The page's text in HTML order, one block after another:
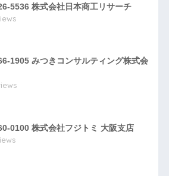
5536 株式会社日本商工リサーチ
1905 みつきコンサルティング株式会
0100 株式会社フジトミ 大阪支店